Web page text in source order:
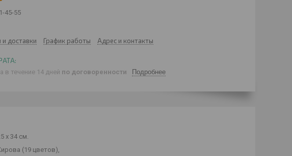
45-55
и доставки График работы Адрес и контакты
в течение 14 дней по договоренности Подробнее
х 34 см.
(19 цветов),